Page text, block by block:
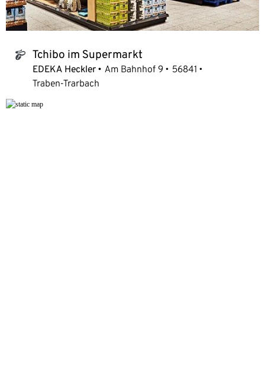
tchibo_logo Tchibo im Supermarkt
EDEKA Heckler Am Bahnhof 9
56841
Traben-Trarbach